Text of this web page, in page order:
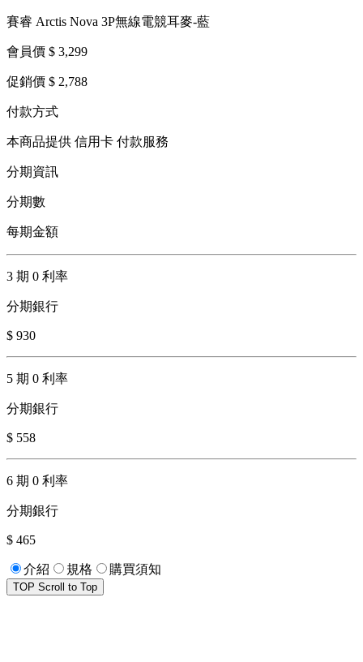
賽睿 Arctis Nova 3P無線電競耳麥-藍
會員價 $ 3,299
促銷價 $ 2,788
付款方式
本商品提供 信用卡 付款服務
分期資訊
分期數
每期金額
3 期 0 利率
分期銀行
$ 930
5 期 0 利率
分期銀行
$ 558
6 期 0 利率
分期銀行
$ 465
介紹 規格 購買須知
TOP Scroll to Top